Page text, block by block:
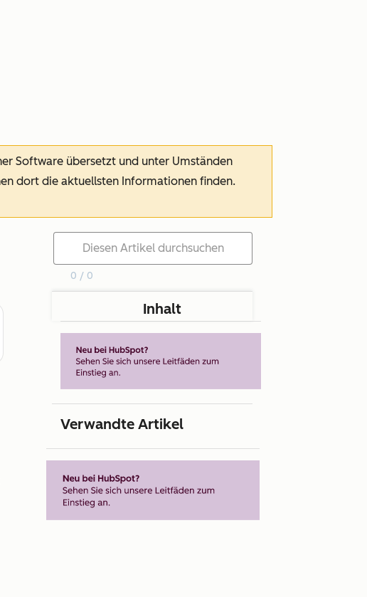
Software übersetzt und unter Umständen
dort die aktuellsten Informationen finden.
0 / 0
Inhalt
Verwandte Artikel